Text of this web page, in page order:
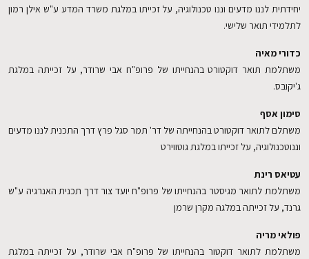
יחידתית לננו מדעים וננו טכנולוגיה, על זכייתו במלגת משרד המדע ע"ש אילן רמון
לתלמידי תואר שלישי.
כדורי מאיה
משתלמת תואר דוקטורט בהנחייתו של פרופ"ח אבי שרודר, על זכייתה במלגת
ג'יקובס.
סימון אסף
משתלם לתואר דוקטורט בהנחייתה של דר' תמר סגל פרץ דרך התכנית לננו מדעים
וננוטכנולוגיה, על זכייתו במלגת גוטווירט
עטיאס רינת
משתלמת לתואר מגיסטר בהנחייתו של פרופ"ח יועד צור דרך תכנית האנרגיה ע"ש
גרנד, על זכייתה במלגה מקרן שרמן
פולאי מריה
משתלמת לתואר דוקטור בהנחייתו של פרופ"ח אבי שרודר, על זכייתה במלגת